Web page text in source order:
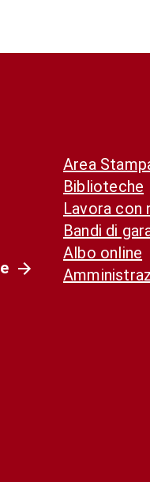
Area
Biblioteche
Lavora con
Bandi di
Albo online